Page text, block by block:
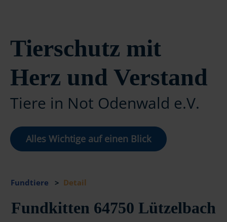
Tierschutz mit
Herz und Verstand
Tiere in Not Odenwald e.V.
Alles Wichtige auf einen Blick
Fundtiere > Detail
Fundkitten 64750 Lützelbach